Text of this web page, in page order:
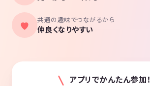
共通の趣味でつながるから
仲良くなりやすい
アプリでかんたん参加！